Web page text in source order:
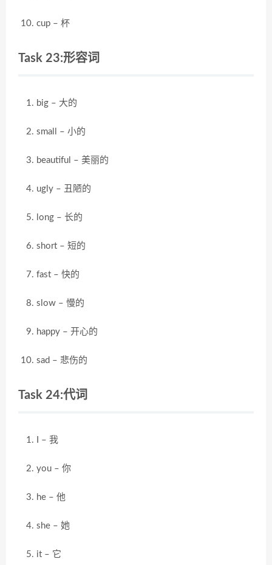
cup – 杯
Task 23:形容词
big – 大的
small – 小的
beautiful – 美丽的
ugly – 丑陋的
long – 长的
short – 短的
fast – 快的
slow – 慢的
happy – 开心的
sad – 悲伤的
Task 24:代词
I – 我
you – 你
he – 他
she – 她
it – 它